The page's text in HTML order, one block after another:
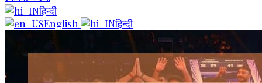
हिन्दी
English
हिन्दी